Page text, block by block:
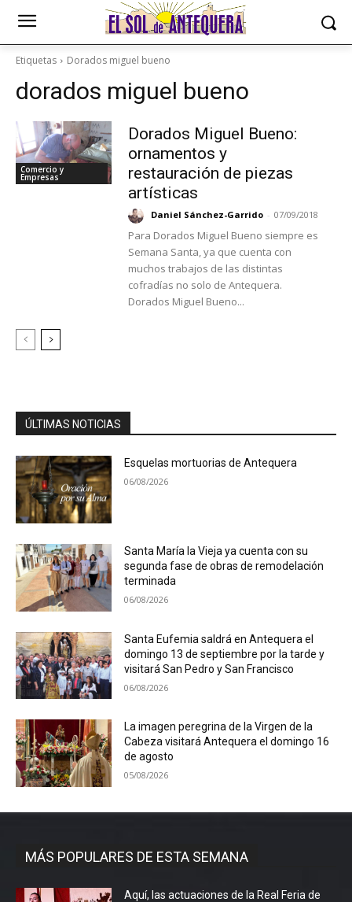
Etiquetas Dorados miguel bueno
dorados miguel bueno
Comercio y
Empresas
Dorados Miguel Bueno:
ornamentos y
restauración de piezas
artísticas
Daniel Sánchez-Garrido - 07/09/2018
Para Dorados Miguel Bueno siempre es
Semana Santa, ya que cuenta con
muchos trabajos de las distintas
cofradías no solo de Antequera.
Dorados Miguel Bueno...
ÚLTIMAS NOTICIAS
Esquelas mortuorias de Antequera
06/08/2026
Santa María la Vieja ya cuenta con su
segunda fase de obras de remodelación
terminada
06/08/2026
Santa Eufemia saldrá en Antequera el
domingo 13 de septiembre por la tarde y
visitará San Pedro y San Francisco
06/08/2026
La imagen peregrina de la Virgen de la
Cabeza visitará Antequera el domingo 16
de agosto
05/08/2026
MÁS POPULARES DE ESTA SEMANA
Aquí, las actuaciones de la Real Feria de